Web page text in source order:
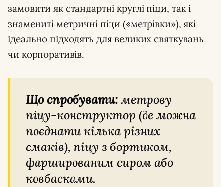
замовити як стандартні круглі піци, так і
знамениті метричні піци («метрівки»), які
ідеально підходять для великих святкувань
чи корпоративів.
Що спробувати:метрову
піцу-конструктор (де можна
поєднати кілька різних
смаків), піцу з бортиком,
фаршированим сиром або
ковбасками.